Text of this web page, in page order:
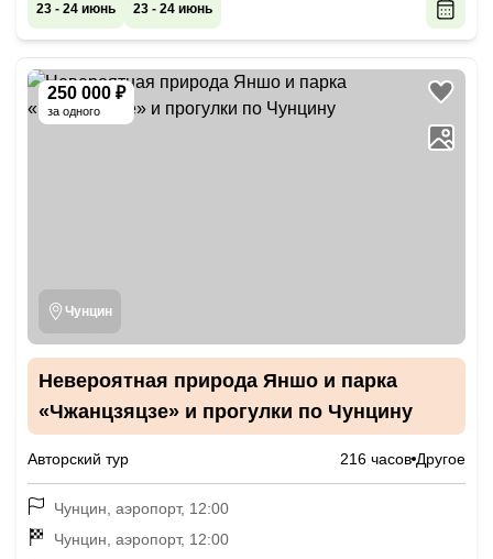
23 - 24 июнь 23 - 24 июнь
250 000 ₽
за одного
Чунцин
Невероятная природа Яншо и парка
«Чжанцзяцзе» и прогулки по Чунцину
Авторский тур 216 часов Другое
Чунцин, аэропорт, 12:00
Чунцин, аэропорт, 12:00